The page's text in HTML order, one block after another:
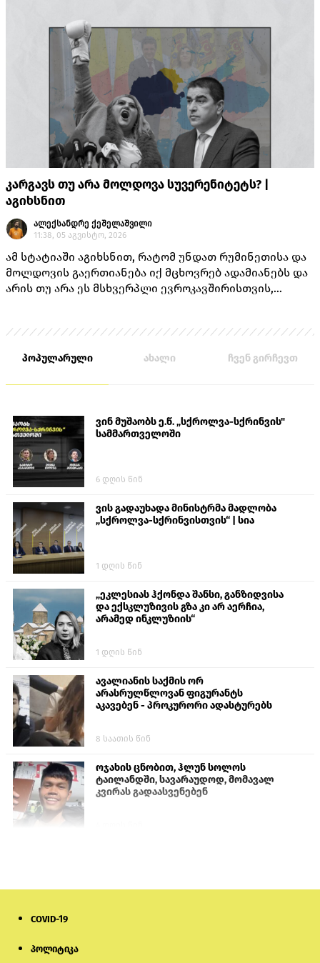
კარგავს თუ არა მოლდოვა სუვერენიტეტს? |
აგიხსნით
ალექსანდრე ქეშელაშვილი
11:38, 05 აგვისტო, 2026
ამ სტატიაში აგიხსნით, რატომ უნდათ რუმინეთისა და
მოლდოვის გაერთიანება იქ მცხოვრებ ადამიანებს და
არის თუ არა ეს მსხვერპლი ევროკავშირისთვის,
პოპულარული ახალი ჩვენ გირჩევთ
ვინ მუშაობს ე.წ. „სქროლვა-სქრინვის"
სამმართველოში
6 დღის წინ
ვის გადაუხადა მინისტრმა მადლობა
„სქროლვა-სქრინვისთვის“ | სია
1 დღის წინ
„ეკლესიას ჰქონდა შანსი, განზიდვისა
და ექსკლუზივის გზა კი არ აერჩია,
არამედ ინკლუზიის“
1 დღის წინ
ავალიანის საქმის ორ
არასრულწლოვან ფიგურანტს
აკავებენ - პროკურორი ადასტურებს
8 საათის წინ
ოჯახის ცნობით, ჰლუნ სოლოს
ტაილანდში, სავარაუდოდ, მომავალ
კვირას გადაასვენებენ
COVID-19
პოლიტიკა